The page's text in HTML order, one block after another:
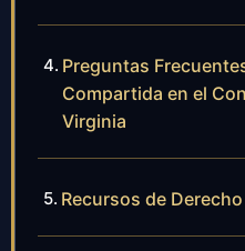
Preguntas
Compartida en el
Virginia
Recursos de